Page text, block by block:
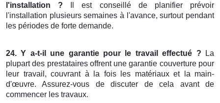
l'installation ? Il est conseillé de planifier prévoir
l'installation plusieurs semaines à l'avance, surtout pendant
les périodes de forte demande.
24. Y a-t-il une garantie pour le travail effectué ? La
plupart des prestataires offrent une garantie couverture pour
leur travail, couvrant à la fois les matériaux et la main-
d'œuvre. Assurez-vous de discuter de cela avant de
commencer les travaux.